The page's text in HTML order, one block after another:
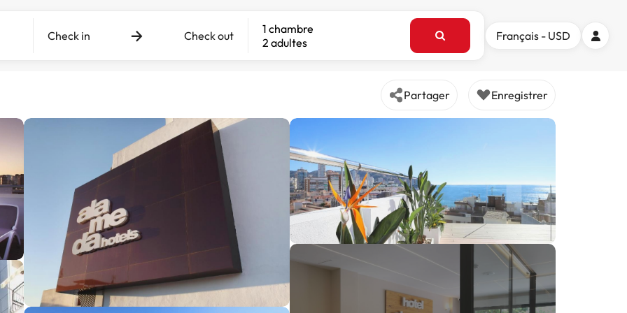
Check in Check out
1 chambre
2 adultes
Français - USD
Partager Enregistrer